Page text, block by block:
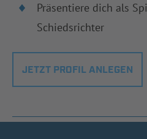
Präsentiere dich als
Schiedsrichter
JETZT PROFIL ANLEGEN